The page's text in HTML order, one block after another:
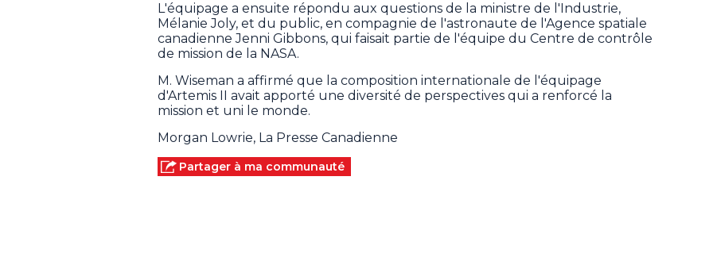
L'équipage a ensuite répondu aux questions de la ministre de l'Industrie,
Mélanie Joly, et du public, en compagnie de l'astronaute de l'Agence spatiale
canadienne Jenni Gibbons, qui faisait partie de l'équipe du Centre de contrôle
de mission de la NASA.
M. Wiseman a affirmé que la composition internationale de l'équipage
d'Artemis II avait apporté une diversité de perspectives qui a renforcé la
mission et uni le monde.
Morgan Lowrie, La Presse Canadienne
Partager à ma communauté